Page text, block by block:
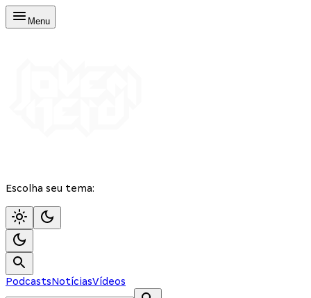
Menu
Escolha seu tema:
PodcastsNotíciasVídeos